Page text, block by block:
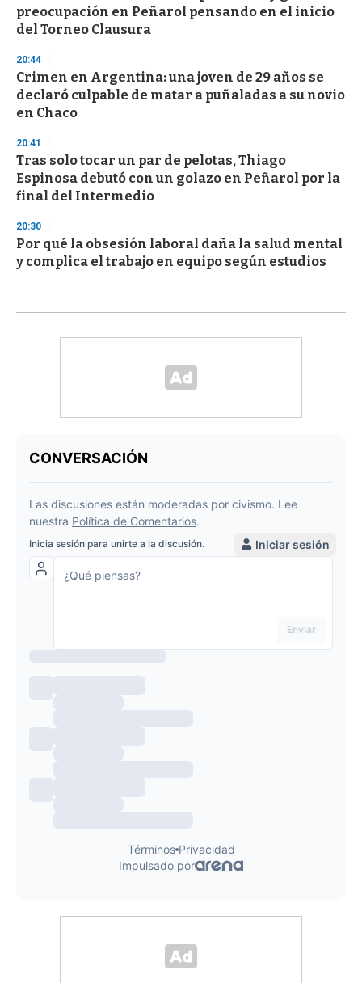
preocupación en Peñarol pensando en el inicio
del Torneo Clausura
20:44
Crimen en Argentina: una joven de 29 años se
declaró culpable de matar a puñaladas a su novio
en Chaco
20:41
Tras solo tocar un par de pelotas, Thiago
Espinosa debutó con un golazo en Peñarol por la
final del Intermedio
20:30
Por qué la obsesión laboral daña la salud mental
y complica el trabajo en equipo según estudios